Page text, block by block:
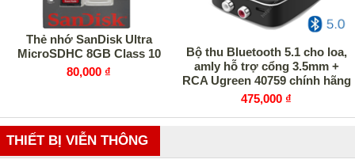
Thẻ nhớ SanDisk Ultra
MicroSDHC 8GB Class 10
80,000 ₫
Bộ thu Bluetooth 5.1 cho loa,
amly hỗ trợ cổng 3.5mm +
RCA Ugreen 40759 chính hãng
475,000 ₫
THIẾT BỊ VIỄN THÔNG